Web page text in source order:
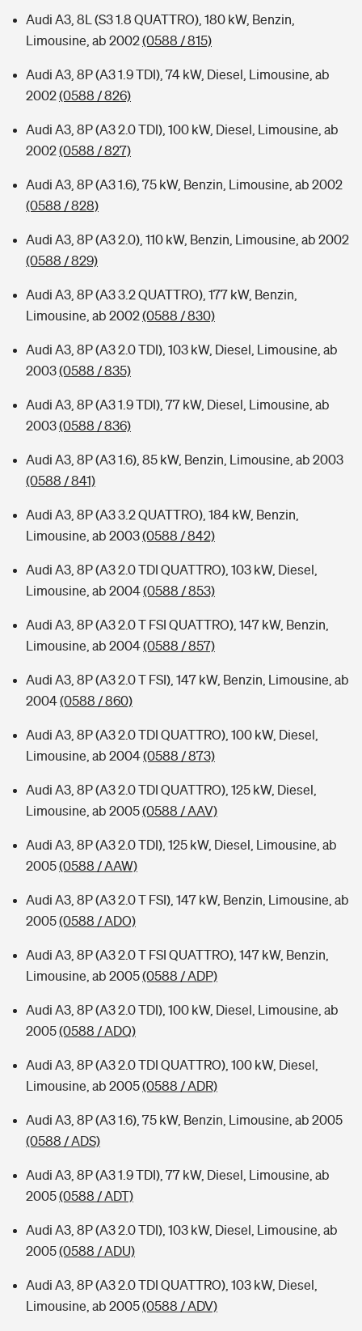
Audi A3, 8L (S3 1.8 QUATTRO), 180 kW, Benzin,
Limousine, ab 2002(0588 / 815)
Audi A3, 8P (A3 1.9 TDI), 74 kW, Diesel, Limousine, ab
2002(0588 / 826)
Audi A3, 8P (A3 2.0 TDI), 100 kW, Diesel, Limousine, ab
2002(0588 / 827)
Audi A3, 8P (A3 1.6), 75 kW, Benzin, Limousine, ab 2002
(0588 / 828)
Audi A3, 8P (A3 2.0), 110 kW, Benzin, Limousine, ab 2002
(0588 / 829)
Audi A3, 8P (A3 3.2 QUATTRO), 177 kW, Benzin,
Limousine, ab 2002(0588 / 830)
Audi A3, 8P (A3 2.0 TDI), 103 kW, Diesel, Limousine, ab
2003(0588 / 835)
Audi A3, 8P (A3 1.9 TDI), 77 kW, Diesel, Limousine, ab
2003(0588 / 836)
Audi A3, 8P (A3 1.6), 85 kW, Benzin, Limousine, ab 2003
(0588 / 841)
Audi A3, 8P (A3 3.2 QUATTRO), 184 kW, Benzin,
Limousine, ab 2003(0588 / 842)
Audi A3, 8P (A3 2.0 TDI QUATTRO), 103 kW, Diesel,
Limousine, ab 2004(0588 / 853)
Audi A3, 8P (A3 2.0 T FSI QUATTRO), 147 kW, Benzin,
Limousine, ab 2004(0588 / 857)
Audi A3, 8P (A3 2.0 T FSI), 147 kW, Benzin, Limousine, ab
2004(0588 / 860)
Audi A3, 8P (A3 2.0 TDI QUATTRO), 100 kW, Diesel,
Limousine, ab 2004(0588 / 873)
Audi A3, 8P (A3 2.0 TDI QUATTRO), 125 kW, Diesel,
Limousine, ab 2005(0588 / AAV)
Audi A3, 8P (A3 2.0 TDI), 125 kW, Diesel, Limousine, ab
2005(0588 / AAW)
Audi A3, 8P (A3 2.0 T FSI), 147 kW, Benzin, Limousine, ab
2005(0588 / ADO)
Audi A3, 8P (A3 2.0 T FSI QUATTRO), 147 kW, Benzin,
Limousine, ab 2005(0588 / ADP)
Audi A3, 8P (A3 2.0 TDI), 100 kW, Diesel, Limousine, ab
2005(0588 / ADQ)
Audi A3, 8P (A3 2.0 TDI QUATTRO), 100 kW, Diesel,
Limousine, ab 2005(0588 / ADR)
Audi A3, 8P (A3 1.6), 75 kW, Benzin, Limousine, ab 2005
(0588 / ADS)
Audi A3, 8P (A3 1.9 TDI), 77 kW, Diesel, Limousine, ab
2005(0588 / ADT)
Audi A3, 8P (A3 2.0 TDI), 103 kW, Diesel, Limousine, ab
2005(0588 / ADU)
Audi A3, 8P (A3 2.0 TDI QUATTRO), 103 kW, Diesel,
Limousine, ab 2005(0588 / ADV)